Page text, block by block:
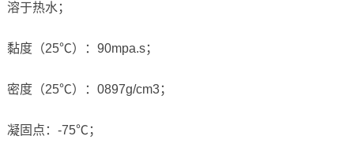
溶于热水；
黏度（25℃）：90mpa.s；
密度（25℃）：0897g/cm3；
凝固点：-75℃；